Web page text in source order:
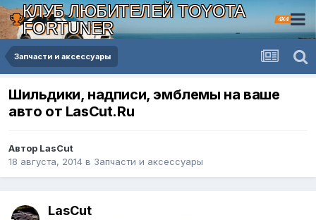
КЛУБ ЛЮБИТЕЛЕЙ TOYOTA
FORTUNER
4X4
Запчасти и аксессуары
Шильдики, надписи, эмблемы на ваше
авто от LasCut.Ru
Автор LasCut
18 августа, 2014 в Запчасти и аксессуары
LasCut